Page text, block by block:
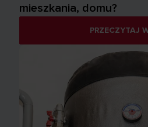
mieszkania, domu?
PRZECZYTAJ